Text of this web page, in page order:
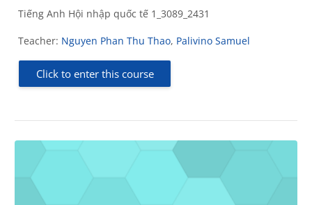
Tiếng Anh Hội nhập quốc tế 1_3089_2431
Teacher: Nguyen Phan Thu Thao, Palivino Samuel
Click to enter this course